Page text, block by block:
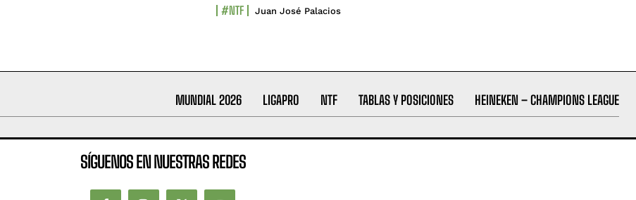
#NTF Juan José Palacios
MUNDIAL 2026 LIGAPRO NTF TABLAS Y POSICIONES HEINEKEN – CHAMPIONS LEAGUE
SÍGUENOS EN NUESTRAS REDES